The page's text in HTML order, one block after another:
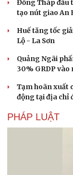
Đồng Tháp đầu
tạo nút giao An
Huế tăng tốc
Lộ - La Sơn
Quảng Ngãi
30% GRDP vào
Tạm hoãn xuất
động tại địa chỉ
PHÁP LUẬT